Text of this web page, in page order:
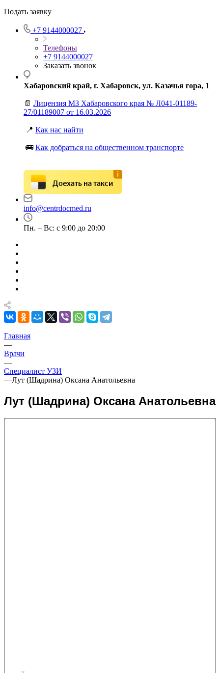
Подать заявку
+7 9144000027
Телефоны
+7 9144000027
Заказать звонок
Хабаровский край, г. Хабаровск, ул. Казачья гора, 1
📄 Лицензия МЗ Хабаровского края № Л041-01189-
27/01189007 от 16.03.2026
📍 Как нас найти
🚌 Как добраться на общественном транспорте
Доехать на такси
info@centrdocmed.ru
Пн. – Вс: с 9:00 до 20:00
Главная
—
Врачи
—
Специалист УЗИ
—Лут (Шадрина) Оксана Анатольевна
Лут (Шадрина) Оксана Анатольевна